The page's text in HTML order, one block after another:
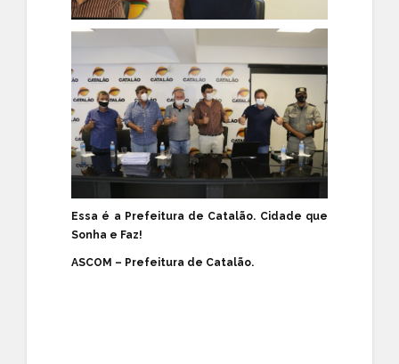
Essa é a Prefeitura de Catalão. Cidade que
Sonha e Faz!
ASCOM – Prefeitura de Catalão.